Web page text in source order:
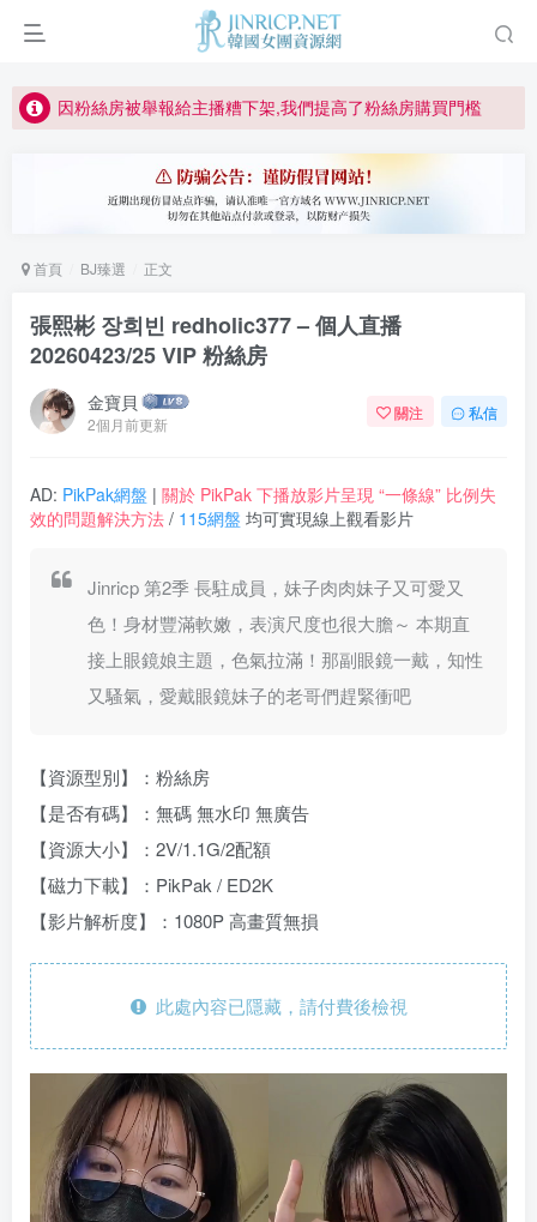
如何獲得 Jinricp.net 網站邀請碼
因粉絲房被舉報給主播糟下架,我們提高了粉絲房購買門檻
所有ED2K連結僅支援115網盤/PikPak網盤，其它網盤均不支援
關於 PikPak 下播放影片呈現 “一條線” 的問題報告
如何獲得 Jinricp.net 網站邀請碼
正版宣告: 警惕盜版網站冒充 Jinricp.net [20260605更新]
首頁 BJ臻選 正文
張熙彬 장희빈 redholic377 – 個人直播
20260423/25 VIP 粉絲房
金寶貝
2個月前更新
關注 私信
AD: PikPak網盤 | 關於 PikPak 下播放影片呈現 “一條線” 比例失
效的問題解決方法 / 115網盤 均可實現線上觀看影片
Jinricp 第2季 長駐成員，妹子肉肉妹子又可愛又
色！身材豐滿軟嫩，表演尺度也很大膽～ 本期直
接上眼鏡娘主題，色氣拉滿！那副眼鏡一戴，知性
又騷氣，愛戴眼鏡妹子的老哥們趕緊衝吧
【資源型別】：粉絲房
【是否有碼】：無碼 無水印 無廣告
【資源大小】：2V/1.1G/2配額
【磁力下載】：PikPak / ED2K
【影片解析度】：1080P 高畫質無損
此處內容已隱藏，請付費後檢視